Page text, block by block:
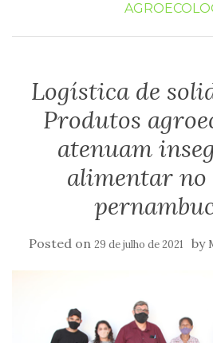
Logística de
Produtos
atenuam
alimentar no
Posted on 29 de julho de 2021 by